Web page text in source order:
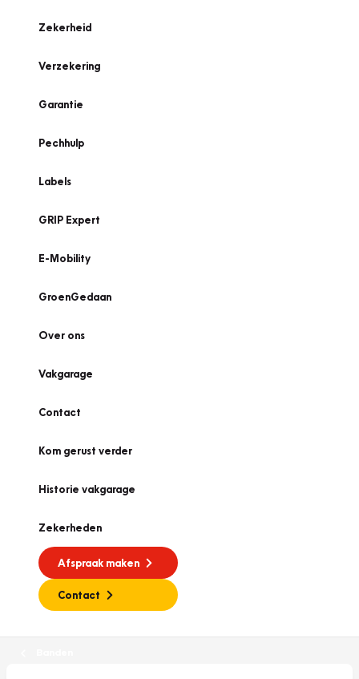
Zekerheid
Verzekering
Garantie
Pechhulp
Labels
GRIP Expert
E-Mobility
GroenGedaan
Over ons
Vakgarage
Contact
Kom gerust verder
Historie vakgarage
Zekerheden
Afspraak maken
Contact